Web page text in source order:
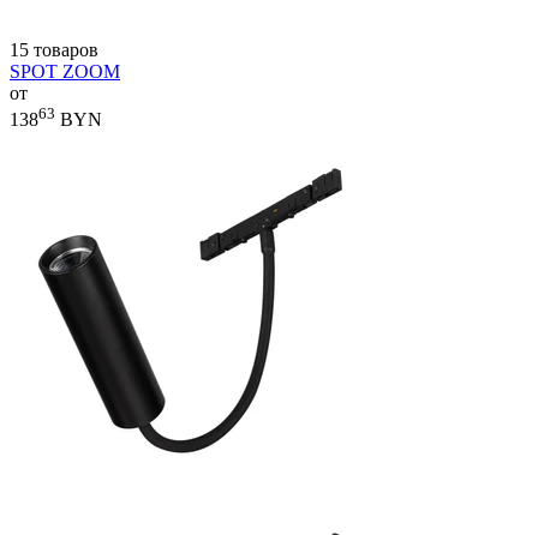
15 товаров
SPOT ZOOM
от
13863 BYN